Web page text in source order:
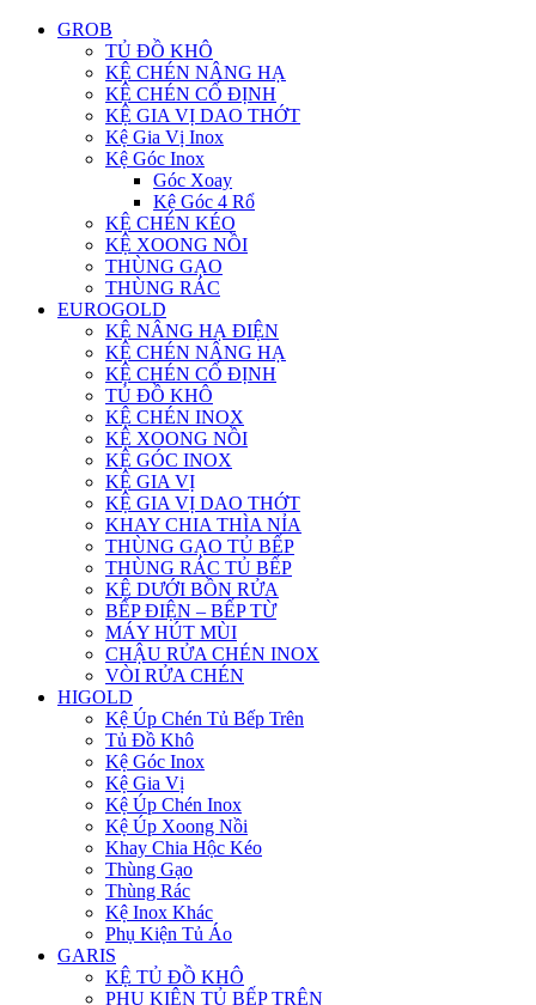
GROB
TỦ ĐỒ KHÔ
KỆ CHÉN NÂNG HẠ
KỆ CHÉN CỐ ĐỊNH
KỆ GIA VỊ DAO THỚT
Kệ Gia Vị Inox
Kệ Góc Inox
Góc Xoay
Kệ Góc 4 Rổ
KỆ CHÉN KÉO
KỆ XOONG NỒI
THÙNG GẠO
THÙNG RÁC
EUROGOLD
KỆ NÂNG HẠ ĐIỆN
KỆ CHÉN NÂNG HẠ
KỆ CHÉN CỐ ĐỊNH
TỦ ĐỒ KHÔ
KỆ CHÉN INOX
KỆ XOONG NỒI
KỆ GÓC INOX
KỆ GIA VỊ
KỆ GIA VỊ DAO THỚT
KHAY CHIA THÌA NỈA
THÙNG GẠO TỦ BẾP
THÙNG RÁC TỦ BẾP
KỆ DƯỚI BỒN RỬA
BẾP ĐIỆN – BẾP TỪ
MÁY HÚT MÙI
CHẬU RỬA CHÉN INOX
VÒI RỬA CHÉN
HIGOLD
Kệ Úp Chén Tủ Bếp Trên
Tủ Đồ Khô
Kệ Góc Inox
Kệ Gia Vị
Kệ Úp Chén Inox
Kệ Úp Xoong Nồi
Khay Chia Hộc Kéo
Thùng Gạo
Thùng Rác
Kệ Inox Khác
Phụ Kiện Tủ Áo
GARIS
KỆ TỦ ĐỒ KHÔ
PHỤ KIỆN TỦ BẾP TRÊN